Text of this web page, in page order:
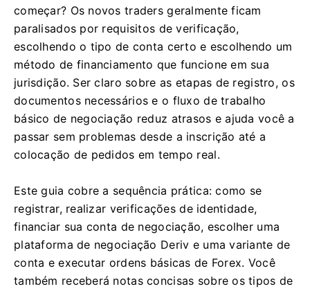
começar? Os novos traders geralmente ficam
paralisados ​​por requisitos de verificação,
escolhendo o tipo de conta certo e escolhendo um
método de financiamento que funcione em sua
jurisdição. Ser claro sobre as etapas de registro, os
documentos necessários e o fluxo de trabalho
básico de negociação reduz atrasos e ajuda você a
passar sem problemas desde a inscrição até a
colocação de pedidos em tempo real.
Este guia cobre a sequência prática: como se
registrar, realizar verificações de identidade,
financiar sua conta de negociação, escolher uma
plataforma de negociação Deriv e uma variante de
conta e executar ordens básicas de Forex. Você
também receberá notas concisas sobre os tipos de